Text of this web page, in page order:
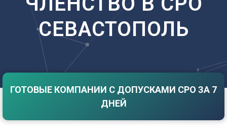
Барнаул
Белгород
Брянск
Владивосток
Владикавказ
Владимир
Волгоград
Воронеж
Р
Ростов-на-Дону
Самара
Саранск
СЕВАСТОПОЛЬ
ГОТОВЫЕ КОМПАНИИ С ДОПУСКАМИ СРО ЗА 7
ДНЕЙ